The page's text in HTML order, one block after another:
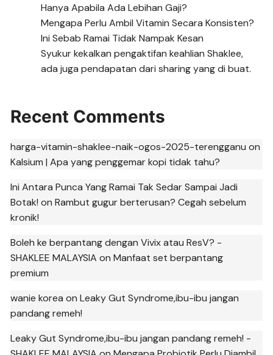
Hanya Apabila Ada Lebihan Gaji?
Mengapa Perlu Ambil Vitamin Secara Konsisten?
Ini Sebab Ramai Tidak Nampak Kesan
Syukur kekalkan pengaktifan keahlian Shaklee,
ada juga pendapatan dari sharing yang di buat.
Recent Comments
harga-vitamin-shaklee-naik-ogos-2025-terengganu on
Kalsium | Apa yang penggemar kopi tidak tahu?
Ini Antara Punca Yang Ramai Tak Sedar Sampai Jadi
Botak! onRambut gugur berterusan? Cegah sebelum
kronik!
Boleh ke berpantang dengan Vivix atau ResV? -
SHAKLEE MALAYSIA onManfaat set berpantang
premium
wanie korea onLeaky Gut Syndrome,ibu-ibu jangan
pandang remeh!
Leaky Gut Syndrome,ibu-ibu jangan pandang remeh! -